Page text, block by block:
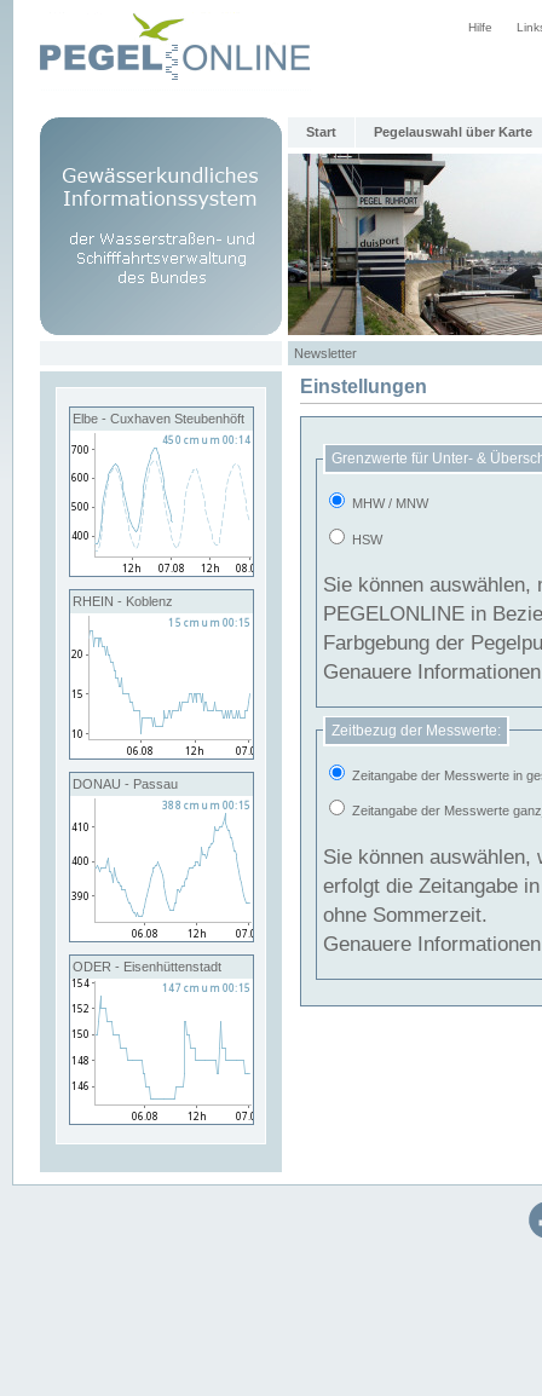
Hilfe
Start Pegelauswahl über Karte
Newsletter
Elbe - Cuxhaven Steubenhöft
RHEIN - Koblenz
DONAU - Passau
ODER - Eisenhüttenstadt
Einstellungen
Grenzwerte für Unter- &
MHW / MNW
HSW
Sie können
PEGELONLINE in Beziehung
Farbgebung der
Genauere
Zeitbezug der Messwerte:
Zeitangabe der Messwerte in
Zeitangabe der Messwerte
Sie können auswählen,
erfolgt die Zeitangabe
ohne Sommerzeit.
Genauere